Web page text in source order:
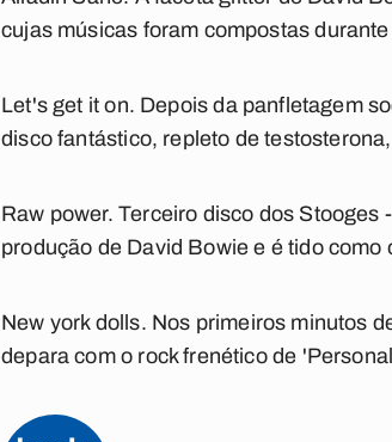
cujas músicas foram compostas
Let's get it on. Depois da panfletagem
disco fantástico, repleto de
Raw power. Terceiro disco dos Stooges
produção de David Bowie e é tido
New york dolls. Nos primeiros minutos
depara com o rock frenético de